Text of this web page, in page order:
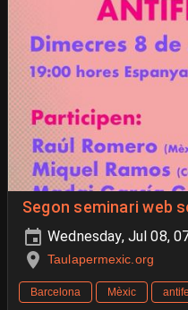
Segon seminari web
Wednesday, Jul 08,
Taulapermexic.org
Barcelona Mèxic